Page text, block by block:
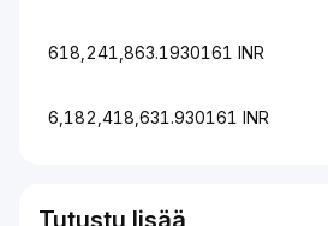
618,241,863.1930161 INR
6,182,418,631.930161 INR
Tutustu lisää